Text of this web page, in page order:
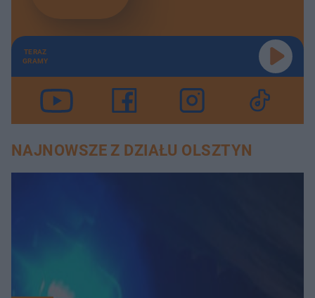
TERAZ
GRAMY
NAJNOWSZE Z DZIAŁU OLSZTYN